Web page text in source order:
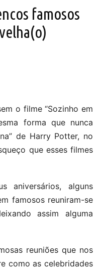
famosos
o filme “Sozinho em
forma que nunca
de Harry Potter, no
que esses filmes
aniversários, alguns
famosos reuniram-se
assim alguma
reuniões que nos
como as celebridades